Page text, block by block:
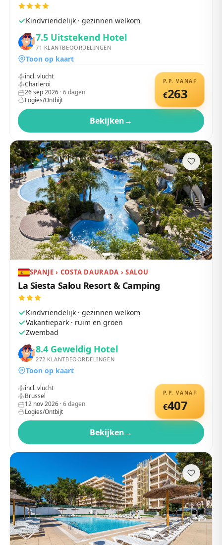
Kindvriendelijk · gezinnen welkom
7.5 Uitstekend Hotel
71 KLANTBEOORDELINGEN
Toon op kaart
P.P. VANAF
€263
incl. vlucht
Charleroi
26 sep 2026 ·6dagen
Logies/Ontbijt
Bekijken→
SPANJE › COSTA DAURADA › SALOU
La Siesta Salou Resort & Camping
Kindvriendelijk · gezinnen welkom
Vakantiepark · ruim en groen
Zwembad
8.4 Geweldig Hotel
272 KLANTBEOORDELINGEN
Toon op kaart
P.P. VANAF
€407
incl. vlucht
Brussel
12 nov 2026 ·6dagen
Logies/Ontbijt
Bekijken→